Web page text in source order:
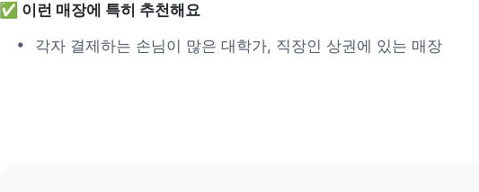
✅ 이런 매장에 특히 추천해요
각자 결제하는 손님이 많은 대학가, 직장인 상권에 있는 매장